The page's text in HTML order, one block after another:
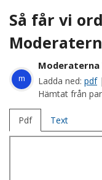
Så får vi
m
Moderaterna
Ladda ned: pdf
Hämtat från
Pdf Text